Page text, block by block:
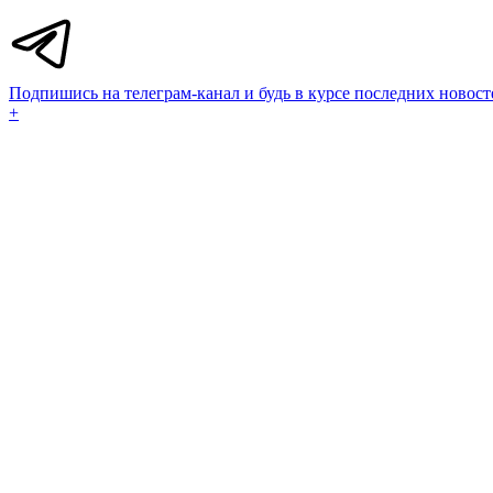
Подпишись на телеграм-канал и будь в курсе последних
+